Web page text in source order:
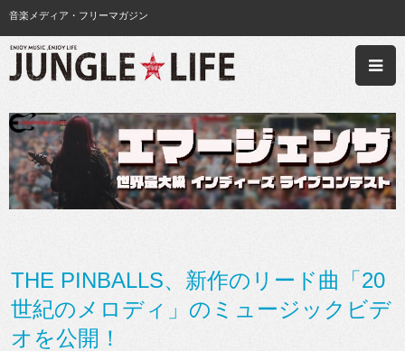
音楽メディア・フリーマガジン
THE PINBALLS、新作のリード曲「20
世紀のメロディ」のミュージックビデ
オを公開！